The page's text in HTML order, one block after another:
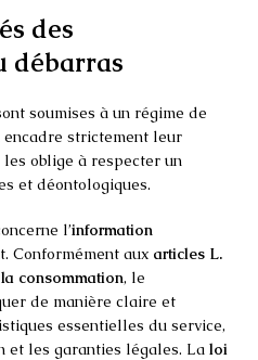
des
débarras
soumises à un régime de
strictement leur
oblige à respecter un
et déontologiques.
l’information
Conformément aux articles L.
consommation, le
de manière claire et
essentielles du service,
et les garanties légales. La loi